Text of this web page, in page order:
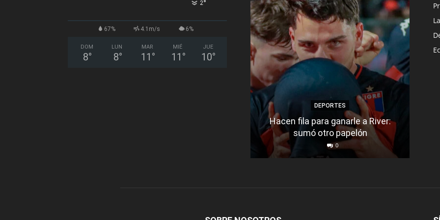
2°
67% 4.1m/s 6%
DOM
8°
LUN
8°
MAR
11 °
MIÉ
11 °
JUE
10°
DEPORTES
Hacen fila para ganarle a River:
sumó otro papelón
0